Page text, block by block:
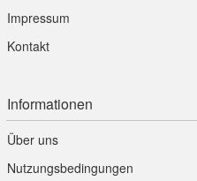
Impressum
Kontakt
Informationen
Über uns
Nutzungsbedingungen